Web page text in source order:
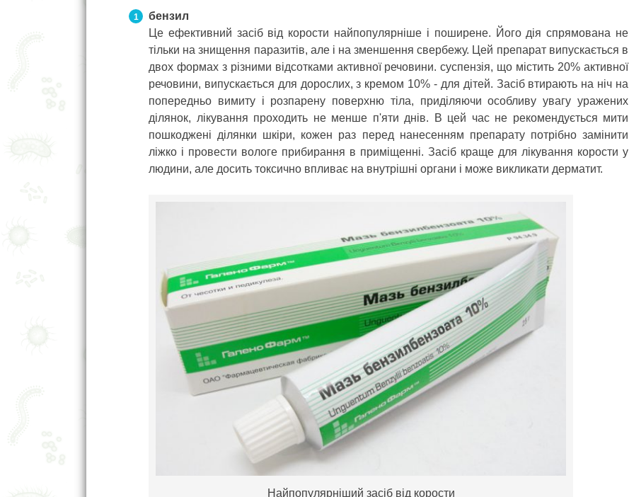
бензил
Це ефективний засіб від корости найпопулярніше і поширене. Його дія спрямована не
тільки на знищення паразитів, але і на зменшення свербежу. Цей препарат випускається в
двох формах з різними відсотками активної речовини. суспензія, що містить 20% активної
речовини, випускається для дорослих, з кремом 10% - для дітей. Засіб втирають на ніч на
попередньо вимиту і розпарену поверхню тіла, приділяючи особливу увагу уражених
ділянок, лікування проходить не менше п'яти днів. В цей час не рекомендується мити
пошкоджені ділянки шкіри, кожен раз перед нанесенням препарату потрібно замінити
ліжко і провести вологе прибирання в приміщенні. Засіб краще для лікування корости у
людини, але досить токсично впливає на внутрішні органи і може викликати дерматит.
Найпопулярніший засіб від корости